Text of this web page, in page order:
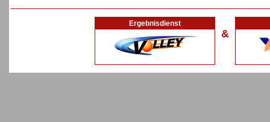
Ergebnisdienst
&